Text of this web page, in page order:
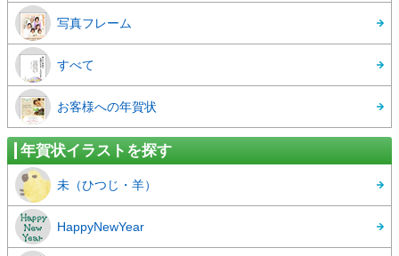
写真フレーム
すべて
お客様への年賀状
年賀状イラストを探す
未（ひつじ・羊）
HappyNewYear